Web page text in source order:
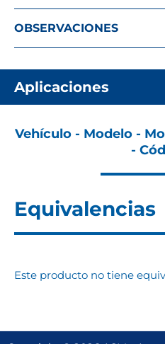
OBSERVACIONES
Aplicaciones
Vehículo - Modelo -
-
Equivalencias
Este producto no tiene